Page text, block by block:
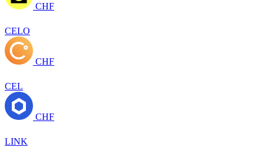
CHF
CELO
CHF
CEL
CHF
LINK